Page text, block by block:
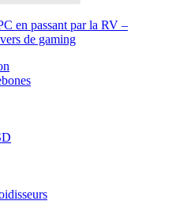
en passant par la RV –
de gaming